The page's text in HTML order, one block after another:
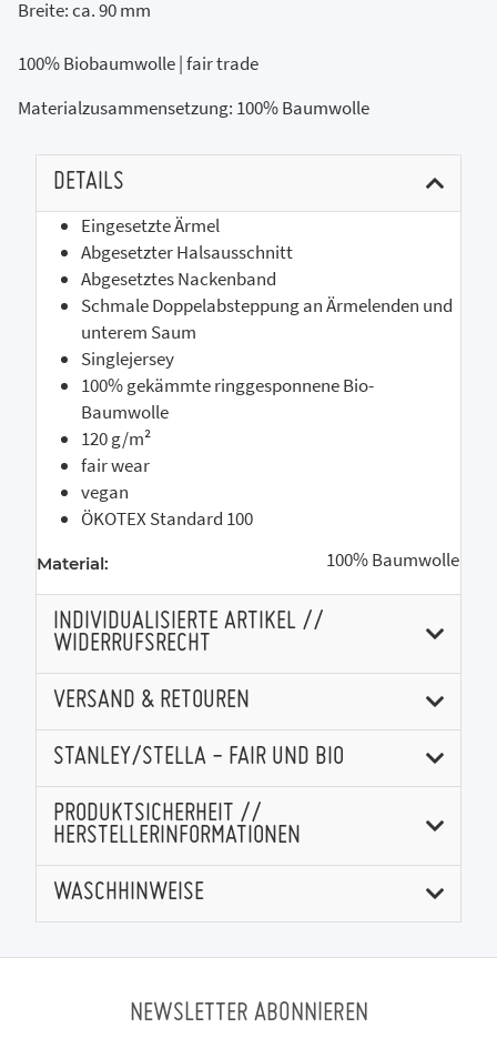
Breite: ca. 90 mm
100% Biobaumwolle | fair trade
Materialzusammensetzung: 100% Baumwolle
DETAILS
Eingesetzte Ärmel
Abgesetzter Halsausschnitt
Abgesetztes Nackenband
Schmale Doppelabsteppung an Ärmelenden und
unterem Saum
Singlejersey
100% gekämmte ringgesponnene Bio-
Baumwolle
120 g/m²
fair wear
vegan
ÖKOTEX Standard 100
Material: 100% Baumwolle
INDIVIDUALISIERTE ARTIKEL //
WIDERRUFSRECHT
VERSAND & RETOUREN
STANLEY/STELLA - FAIR UND BIO
PRODUKTSICHERHEIT //
HERSTELLERINFORMATIONEN
WASCHHINWEISE
NEWSLETTER ABONNIEREN